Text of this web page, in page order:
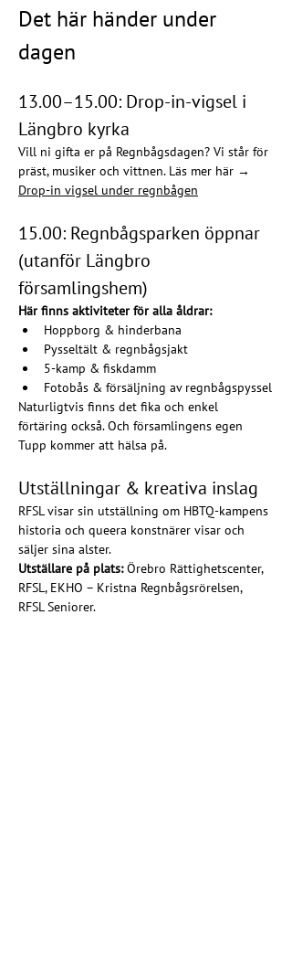
Det här händer under
dagen
13.00–15.00: Drop-in-vigsel i
Längbro kyrka
Vill ni gifta er på Regnbågsdagen? Vi står för
präst, musiker och vittnen. Läs mer här →
Drop-in vigsel under regnbågen
15.00: Regnbågsparken öppnar
(utanför Längbro
församlingshem)
Här finns aktiviteter för alla åldrar:
Hoppborg & hinderbana
Pysseltält & regnbågsjakt
5-kamp & fiskdamm
Fotobås & försäljning av regnbågspyssel
Naturligtvis finns det fika och enkel
förtäring också. Och församlingens egen
Tupp kommer att hälsa på.
Utställningar & kreativa inslag
RFSL visar sin utställning om HBTQ-kampens
historia och queera konstnärer visar och
säljer sina alster.
Utställare på plats: Örebro Rättighetscenter,
RFSL, EKHO – Kristna Regnbågsrörelsen,
RFSL Seniorer.